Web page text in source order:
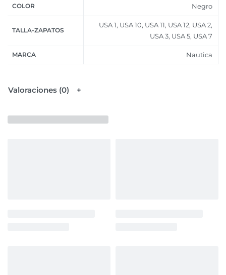
COLOR Negro
TALLA-ZAPATOS
USA 1, USA 10, USA 11, USA 12, USA 2,
USA 3, USA 5, USA 7
MARCA Nautica
Valoraciones (0)